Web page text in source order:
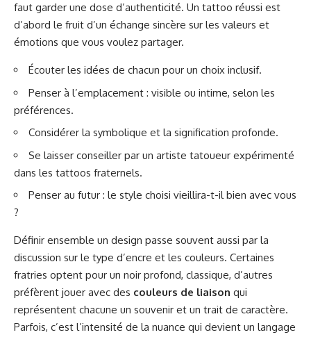
faut garder une dose d’authenticité. Un tattoo réussi est
d’abord le fruit d’un échange sincère sur les valeurs et
émotions que vous voulez partager.
Écouter les idées de chacun pour un choix inclusif.
Penser à l’emplacement : visible ou intime, selon les
préférences.
Considérer la symbolique et la signification profonde.
Se laisser conseiller par un artiste tatoueur expérimenté
dans les tattoos fraternels.
Penser au futur : le style choisi vieillira-t-il bien avec vous
?
Définir ensemble un design passe souvent aussi par la
discussion sur le type d’encre et les couleurs. Certaines
fratries optent pour un noir profond, classique, d’autres
préfèrent jouer avec des couleurs de liaison qui
représentent chacune un souvenir et un trait de caractère.
Parfois, c’est l’intensité de la nuance qui devient un langage